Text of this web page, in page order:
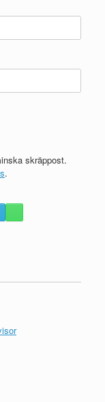
skräppost.
.